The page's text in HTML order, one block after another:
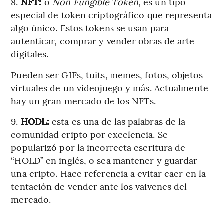
especial de token criptográfico que representa
algo único. Estos tokens se usan para
autenticar, comprar y vender obras de arte
digitales.
Pueden ser GIFs, tuits, memes, fotos, objetos
virtuales de un videojuego y más. Actualmente
hay un gran mercado de los NFTs.
9. HODL: esta es una de las palabras de la
comunidad cripto por excelencia. Se
popularizó por la incorrecta escritura de
“HOLD” en inglés, o sea mantener y guardar
una cripto. Hace referencia a evitar caer en la
tentación de vender ante los vaivenes del
mercado.